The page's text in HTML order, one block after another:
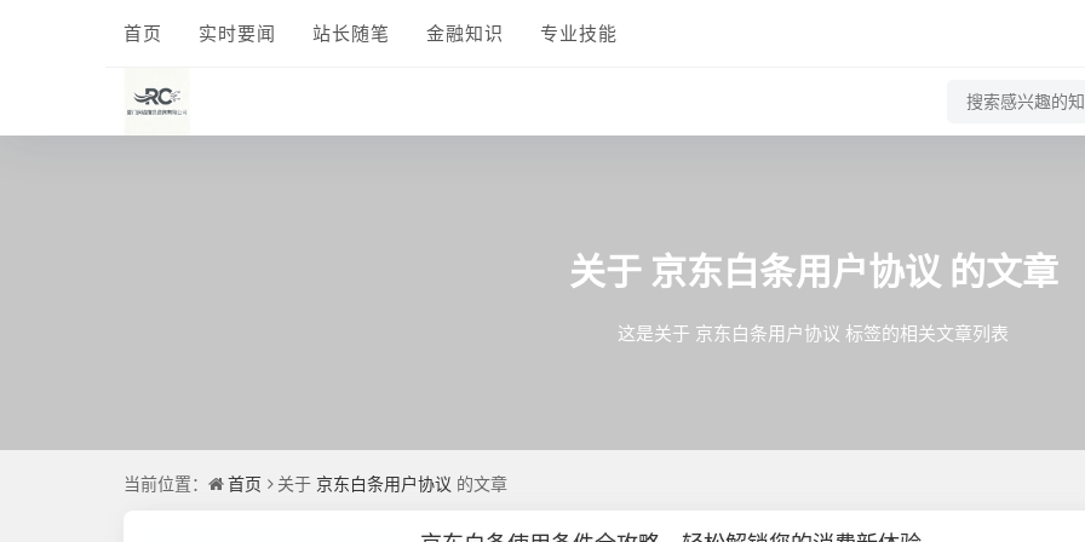
首页 实时要闻 站长随笔 金融知识 专业技能
关于 京东白条用户协议 的文章
这是关于 京东白条用户协议 标签的相关文章列表
当前位置： 首页 关于 京东白条用户协议 的文章